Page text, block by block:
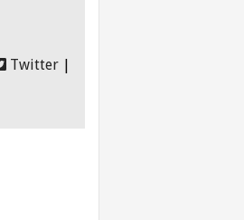
Twitter